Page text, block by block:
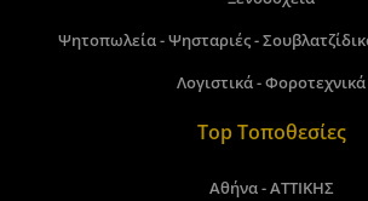
Ψητοπωλεία - Ψησταριές -
Λογιστικά - Φοροτεχνικά
Top Τοποθεσίες
Αθήνα - ΑΤΤΙΚΗΣ